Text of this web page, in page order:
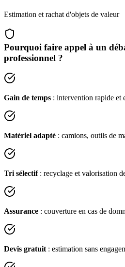
Estimation et rachat d'objets de valeur
Pourquoi faire appel à un
professionnel ?
Gain de temps : intervention rapide et
Matériel adapté : camions, outils de
Tri sélectif: recyclage et valorisation
Assurance : couverture en cas de
Devis gratuit : estimation sans